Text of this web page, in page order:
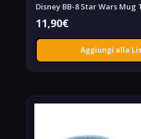
Disney BB-8 Star Wars Mug
11,90€
Aggiungi alla